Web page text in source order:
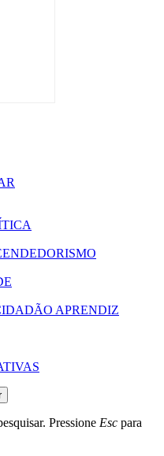
APRENDIZ
Pressione Esc para